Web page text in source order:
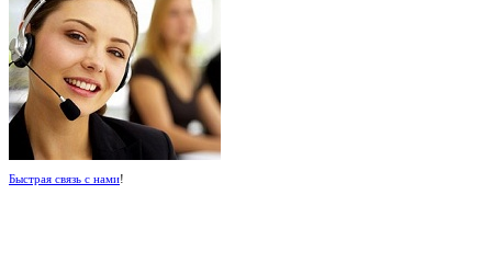
Быстрая связь с нами!